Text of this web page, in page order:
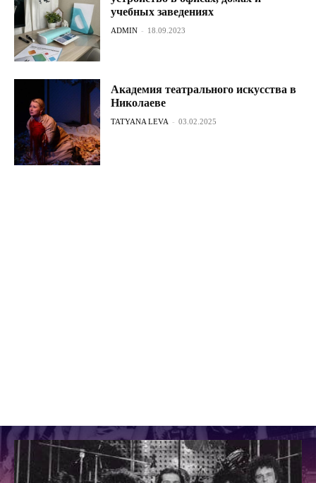
учебных заведениях
ADMIN - 18.09.2023
Академия театрального искусства в
Николаеве
TATYANA LEVA - 03.02.2025